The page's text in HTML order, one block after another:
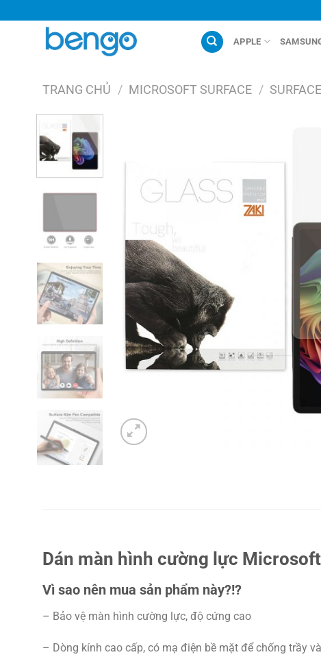
đến
APPLE
TRANG CHỦ / MICROSOFT SURFACE /
Dán màn hình cường lực
Vì sao nên mua sản phẩm này?!?
– Bảo vệ màn hình cường lực, độ cứng cao
– Dòng kính cao cấp, có mạ điện bề mặt để chống trầy